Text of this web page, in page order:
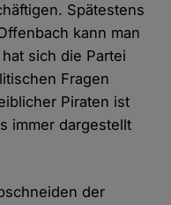
Spätestens
kann man
sich die Partei
Fragen
Piraten ist
immer dargestellt
der